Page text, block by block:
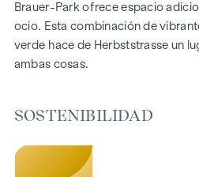
LLEGAR A CASA
En Herbststrasse le espera una
combina diseño y comodidad de
atemporal, ideal para una vida
garantizan un confort natural en
Brauer-Park ofrece espacio
ocio. Esta combinación de
verde hace de Herbststrasse un
ambas cosas.
SOSTENIBILIDAD